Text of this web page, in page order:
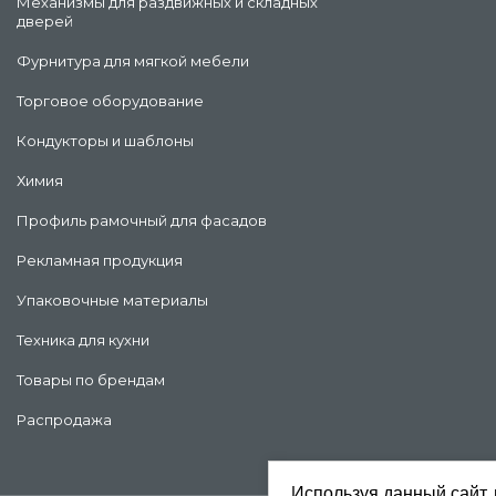
дверей
Фурнитура для мягкой мебели
Торговое оборудование
Кондукторы и шаблоны
Химия
Профиль рамочный для фасадов
Рекламная продукция
Упаковочные материалы
Техника для кухни
Товары по брендам
Распродажа